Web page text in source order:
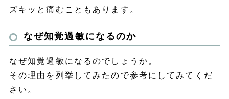
ズキッと痛むこともあります。
なぜ知覚過敏になるのか
なぜ知覚過敏になるのでしょうか。
その理由を列挙してみたので参考にしてみてくだ
さい。